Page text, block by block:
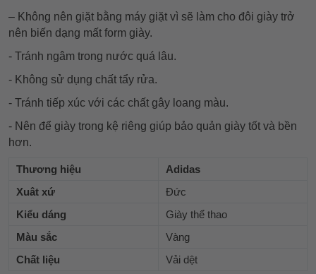
– Không nên giặt bằng máy giặt vì sẽ làm cho đôi giày trở
nên biến dạng mất form giày.
- Tránh ngâm trong nước quá lâu.
- Không sử dụng chất tẩy rửa.
- Tránh tiếp xúc với các chất gây loang màu.
- Nên để giày trong kệ riêng giúp bảo quản giày tốt và bền
hơn.
Thương hiệu
Adidas
Xuât xứ
Đức
Kiểu dáng
Giày thể thao
Màu sắc
Vàng
Chất liệu
Vải dệt